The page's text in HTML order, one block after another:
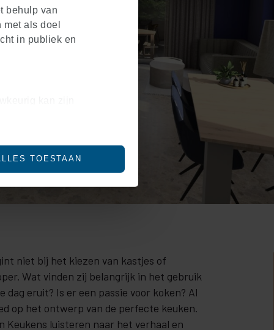
behulp van
met als doel
in publiek en
media te bieden en
site met onze partners
met andere
TOESTAAN
niet bij het kiezen van kastjes of
Wat vinden zij belangrijk in het gebruik
dag eruit? Is er een passie voor koken? Al
op het ontwerp van de perfecte keuken.
Keukens luisteren naar het verhaal en